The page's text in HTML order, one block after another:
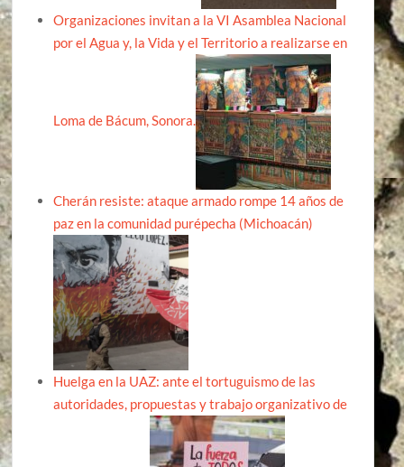
Organizaciones invitan a la VI Asamblea Nacional
por el Agua y, la Vida y el Territorio a realizarse en
Loma de Bácum, Sonora.
Cherán resiste: ataque armado rompe 14 años de
paz en la comunidad purépecha (Michoacán)
Huelga en la UAZ: ante el tortuguismo de las
autoridades, propuestas y trabajo organizativo de